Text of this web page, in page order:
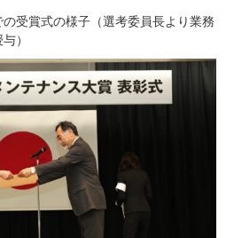
の様子（選考委員長より業務
）